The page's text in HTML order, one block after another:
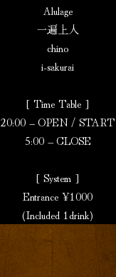
Alulage
一遍上人
chino
i-sakurai
[ Time Table ]
20:00 – OPEN / START
5:00 – CLOSE
[ System ]
Entrance ¥1000
(Included 1drink)